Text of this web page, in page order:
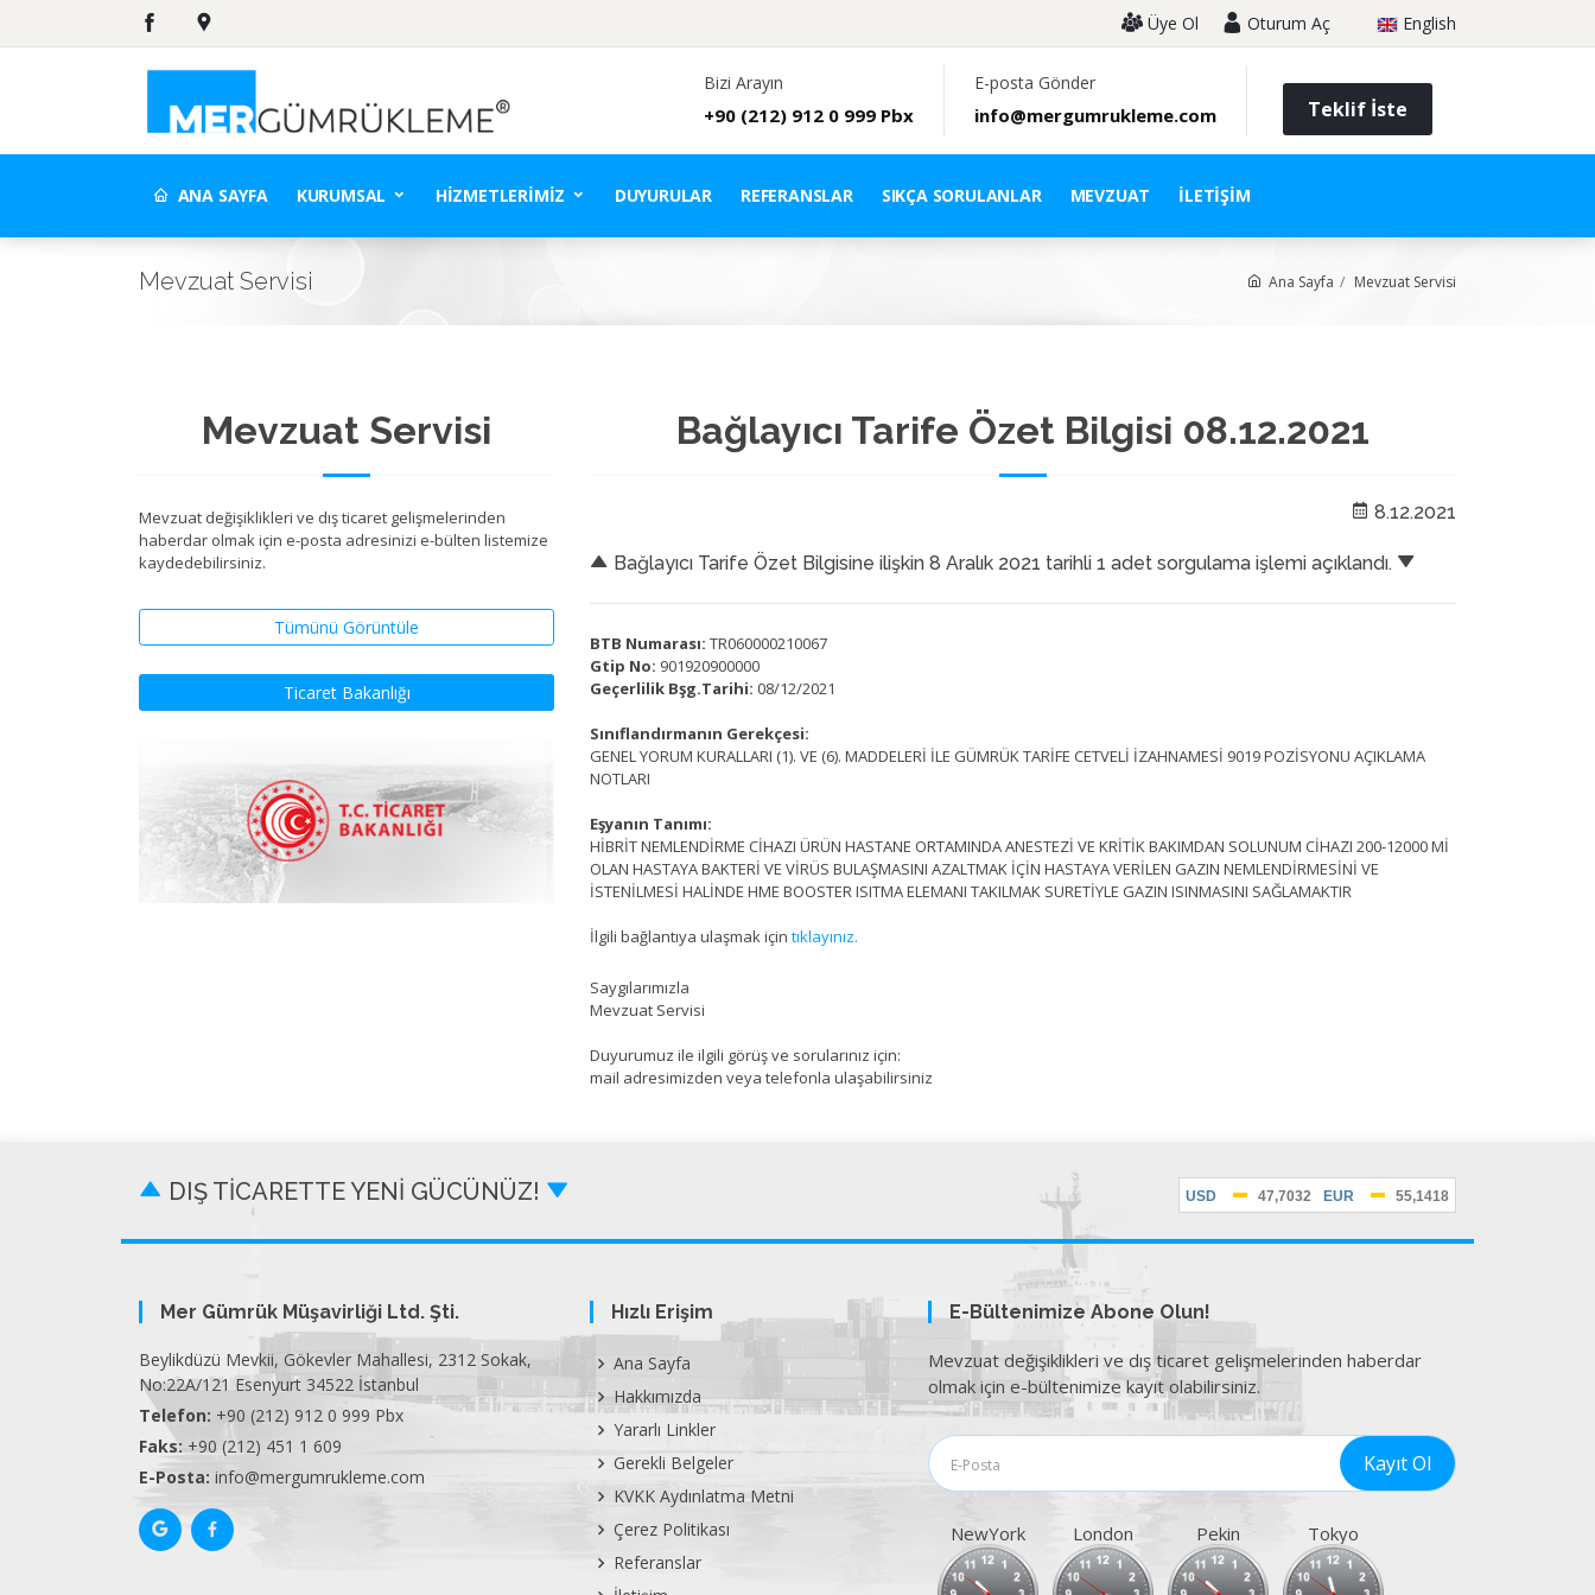
Üye Ol Oturum Aç English
Bizi Arayın
+90 (212) 912 0 999 Pbx
E-posta Gönder
info@mergumrukleme.com Teklif İste
ANA SAYFA KURUMSAL HIZMETLERIMIZ DUYURULAR REFERANSLAR SIKÇA SORULANLAR MEVZUAT İLETIŞIM
Mevzuat Servisi Ana Sayfa Mevzuat Servisi
Mevzuat Servisi
Mevzuat değişiklikleri ve dış ticaret gelişmelerinden
haberdar olmak için e-posta adresinizi e-bülten listemize
kaydedebilirsiniz.
Tümünü Görüntüle
Ticaret Bakanlığı
Bağlayıcı Tarife Özet Bilgisi 08.12.2021
8.12.2021
Bağlayıcı Tarife Özet Bilgisine ilişkin 8 Aralık 2021 tarihli 1 adet sorgulama işlemi açıklandı.
BTB Numarası: TR060000210067
Gtip No: 901920900000
Geçerlilik Bşg.Tarihi: 08/12/2021
Sınıflandırmanın Gerekçesi:
GENEL YORUM KURALLARI (1). VE (6). MADDELERİ İLE GÜMRÜK TARİFE CETVELİ İZAHNAMESİ 9019 POZİSYONU AÇIKLAMA
NOTLARI
Eşyanın Tanımı:
HİBRİT NEMLENDİRME CİHAZI ÜRÜN HASTANE ORTAMINDA ANESTEZİ VE KRİTİK BAKIMDAN SOLUNUM CİHAZI 200-12000 Mİ
OLAN HASTAYA BAKTERİ VE VİRÜS BULAŞMASINI AZALTMAK İÇİN HASTAYA VERİLEN GAZIN NEMLENDİRMESİNİ VE
İSTENİLMESİ HALİNDE HME BOOSTER ISITMA ELEMANI TAKILMAK SURETİYLE GAZIN ISINMASINI SAĞLAMAKTIR
İlgili bağlantıya ulaşmak için tıklayınız.
Saygılarımızla
Mevzuat Servisi
Duyurumuz ile ilgili görüş ve sorularınız için:
mail adresimizden veya telefonla ulaşabilirsiniz
DIŞ TİCARETTE YENİ GÜCÜNÜZ!
Mer Gümrük Müşavirliği Ltd. Şti.
Beylikdüzü Mevkii, Gökevler Mahallesi, 2312 Sokak,
No:22A/121 Esenyurt 34522 İstanbul
Telefon: +90 (212) 912 0 999 Pbx
Faks: +90 (212) 451 1 609
E-Posta: info@mergumrukleme.com
Hızlı Erişim
Ana Sayfa
Hakkımızda
Yararlı Linkler
Gerekli Belgeler
KVKK Aydınlatma Metni
Çerez Politikası
Referanslar
E-Bültenimize Abone Olun!
Mevzuat değişiklikleri ve dış ticaret gelişmelerinden haberdar
olmak için e-bültenimize kayıt olabilirsiniz.
NewYork London Pekin Tokyo